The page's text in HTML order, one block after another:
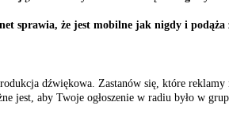
sprawia, że jest mobilne jak nigdy i
dźwiękowa. Zastanów się, które
jest, aby Twoje ogłoszenie w radiu było w